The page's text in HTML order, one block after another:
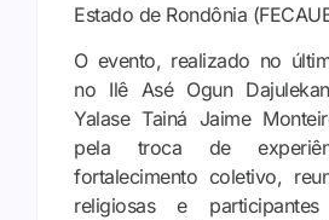
Estado de Rondônia
O evento, realizado no
no Ilê Asé Ogun
Yalase Tainá Jaime
pela troca de
fortalecimento coletivo,
religiosas e